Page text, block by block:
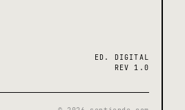
ED. DIGITAL
REV 1.0